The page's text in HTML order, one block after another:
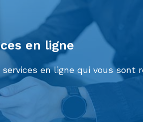
en ligne
en ligne qui vous sont